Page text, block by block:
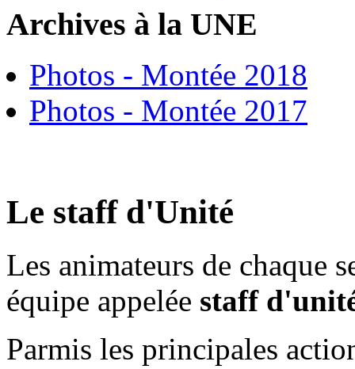
Archives à la UNE
Photos - Montée 2018
Photos - Montée 2017
Le staff d'Unité
Les animateurs de chaque
équipe appelée staff
Parmis les principales